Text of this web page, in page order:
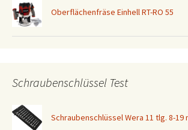
Oberflächenfräse Einhell RT-RO 55
Schraubenschlüssel Test
Schraubenschlüssel Wera 11 tlg. 8-19